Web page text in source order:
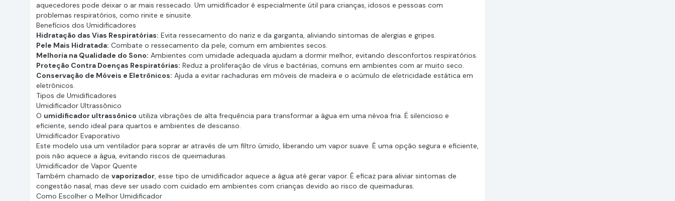
aquecedores pode deixar o ar mais ressecado. Um umidificador é especialmente útil para crianças, idosos e pessoas com
problemas respiratórios, como rinite e sinusite.
Benefícios dos Umidificadores
Hidratação das Vias Respiratórias: Evita ressecamento do nariz e da garganta, aliviando sintomas de alergias e gripes.
Pele Mais Hidratada: Combate o ressecamento da pele, comum em ambientes secos.
Melhoria na Qualidade do Sono: Ambientes com umidade adequada ajudam a dormir melhor, evitando desconfortos respiratórios.
Proteção Contra Doenças Respiratórias: Reduz a proliferação de vírus e bactérias, comuns em ambientes com ar muito seco.
Conservação de Móveis e Eletrônicos: Ajuda a evitar rachaduras em móveis de madeira e o acúmulo de eletricidade estática em
eletrônicos.
Tipos de Umidificadores
Umidificador Ultrassônico
O umidificador ultrassônico utiliza vibrações de alta frequência para transformar a água em uma névoa fria. É silencioso e
eficiente, sendo ideal para quartos e ambientes de descanso.
Umidificador Evaporativo
Este modelo usa um ventilador para soprar ar através de um filtro úmido, liberando um vapor suave. É uma opção segura e eficiente,
pois não aquece a água, evitando riscos de queimaduras.
Umidificador de Vapor Quente
Também chamado de vaporizador, esse tipo de umidificador aquece a água até gerar vapor. É eficaz para aliviar sintomas de
congestão nasal, mas deve ser usado com cuidado em ambientes com crianças devido ao risco de queimaduras.
Como Escolher o Melhor Umidificador